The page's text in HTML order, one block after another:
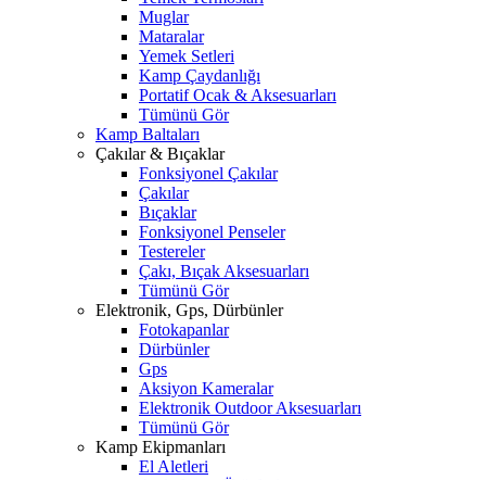
Muglar
Mataralar
Yemek Setleri
Kamp Çaydanlığı
Portatif Ocak & Aksesuarları
Tümünü Gör
Kamp Baltaları
Çakılar & Bıçaklar
Fonksiyonel Çakılar
Çakılar
Bıçaklar
Fonksiyonel Penseler
Testereler
Çakı, Bıçak Aksesuarları
Tümünü Gör
Elektronik, Gps, Dürbünler
Fotokapanlar
Dürbünler
Gps
Aksiyon Kameralar
Elektronik Outdoor Aksesuarları
Tümünü Gör
Kamp Ekipmanları
El Aletleri